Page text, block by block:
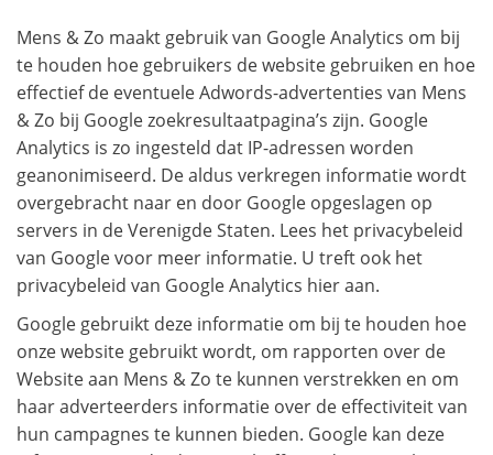
Mens & Zo maakt gebruik van Google Analytics om bij
te houden hoe gebruikers de website gebruiken en hoe
effectief de eventuele Adwords-advertenties van Mens
& Zo bij Google zoekresultaatpagina’s zijn. Google
Analytics is zo ingesteld dat IP-adressen worden
geanonimiseerd. De aldus verkregen informatie wordt
overgebracht naar en door Google opgeslagen op
servers in de Verenigde Staten. Lees het privacybeleid
van Google voor meer informatie. U treft ook het
privacybeleid van Google Analytics hier aan.
Google gebruikt deze informatie om bij te houden hoe
onze website gebruikt wordt, om rapporten over de
Website aan Mens & Zo te kunnen verstrekken en om
haar adverteerders informatie over de effectiviteit van
hun campagnes te kunnen bieden. Google kan deze